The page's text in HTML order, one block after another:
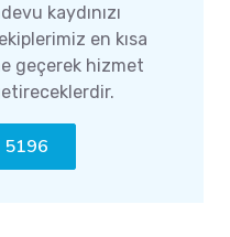
kaydınızı
en kısa
geçerek hizmet